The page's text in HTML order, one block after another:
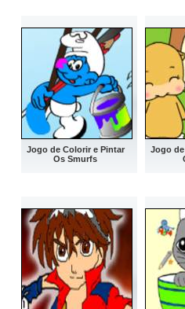
Jogo de Colorir e Pintar
Os Smurfs
Jogo